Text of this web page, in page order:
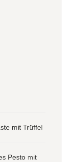
mit Trüffel
Pesto mit